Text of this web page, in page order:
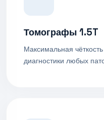
Томографы 1.5T
Максимальная
диагностики любых